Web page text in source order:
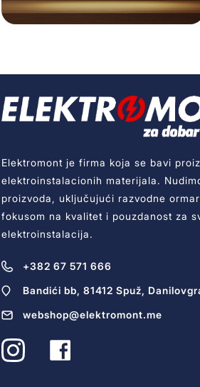
Elektromont je firma koja se bavi
elektroinstalacionih materijala.
proizvoda, uključujući razvodne
fokusom na kvalitet i pouzdanost za
elektroinstalacija.
+382 67 571 666
Bandići bb, 81412 Spuž,
webshop@elektromont.me